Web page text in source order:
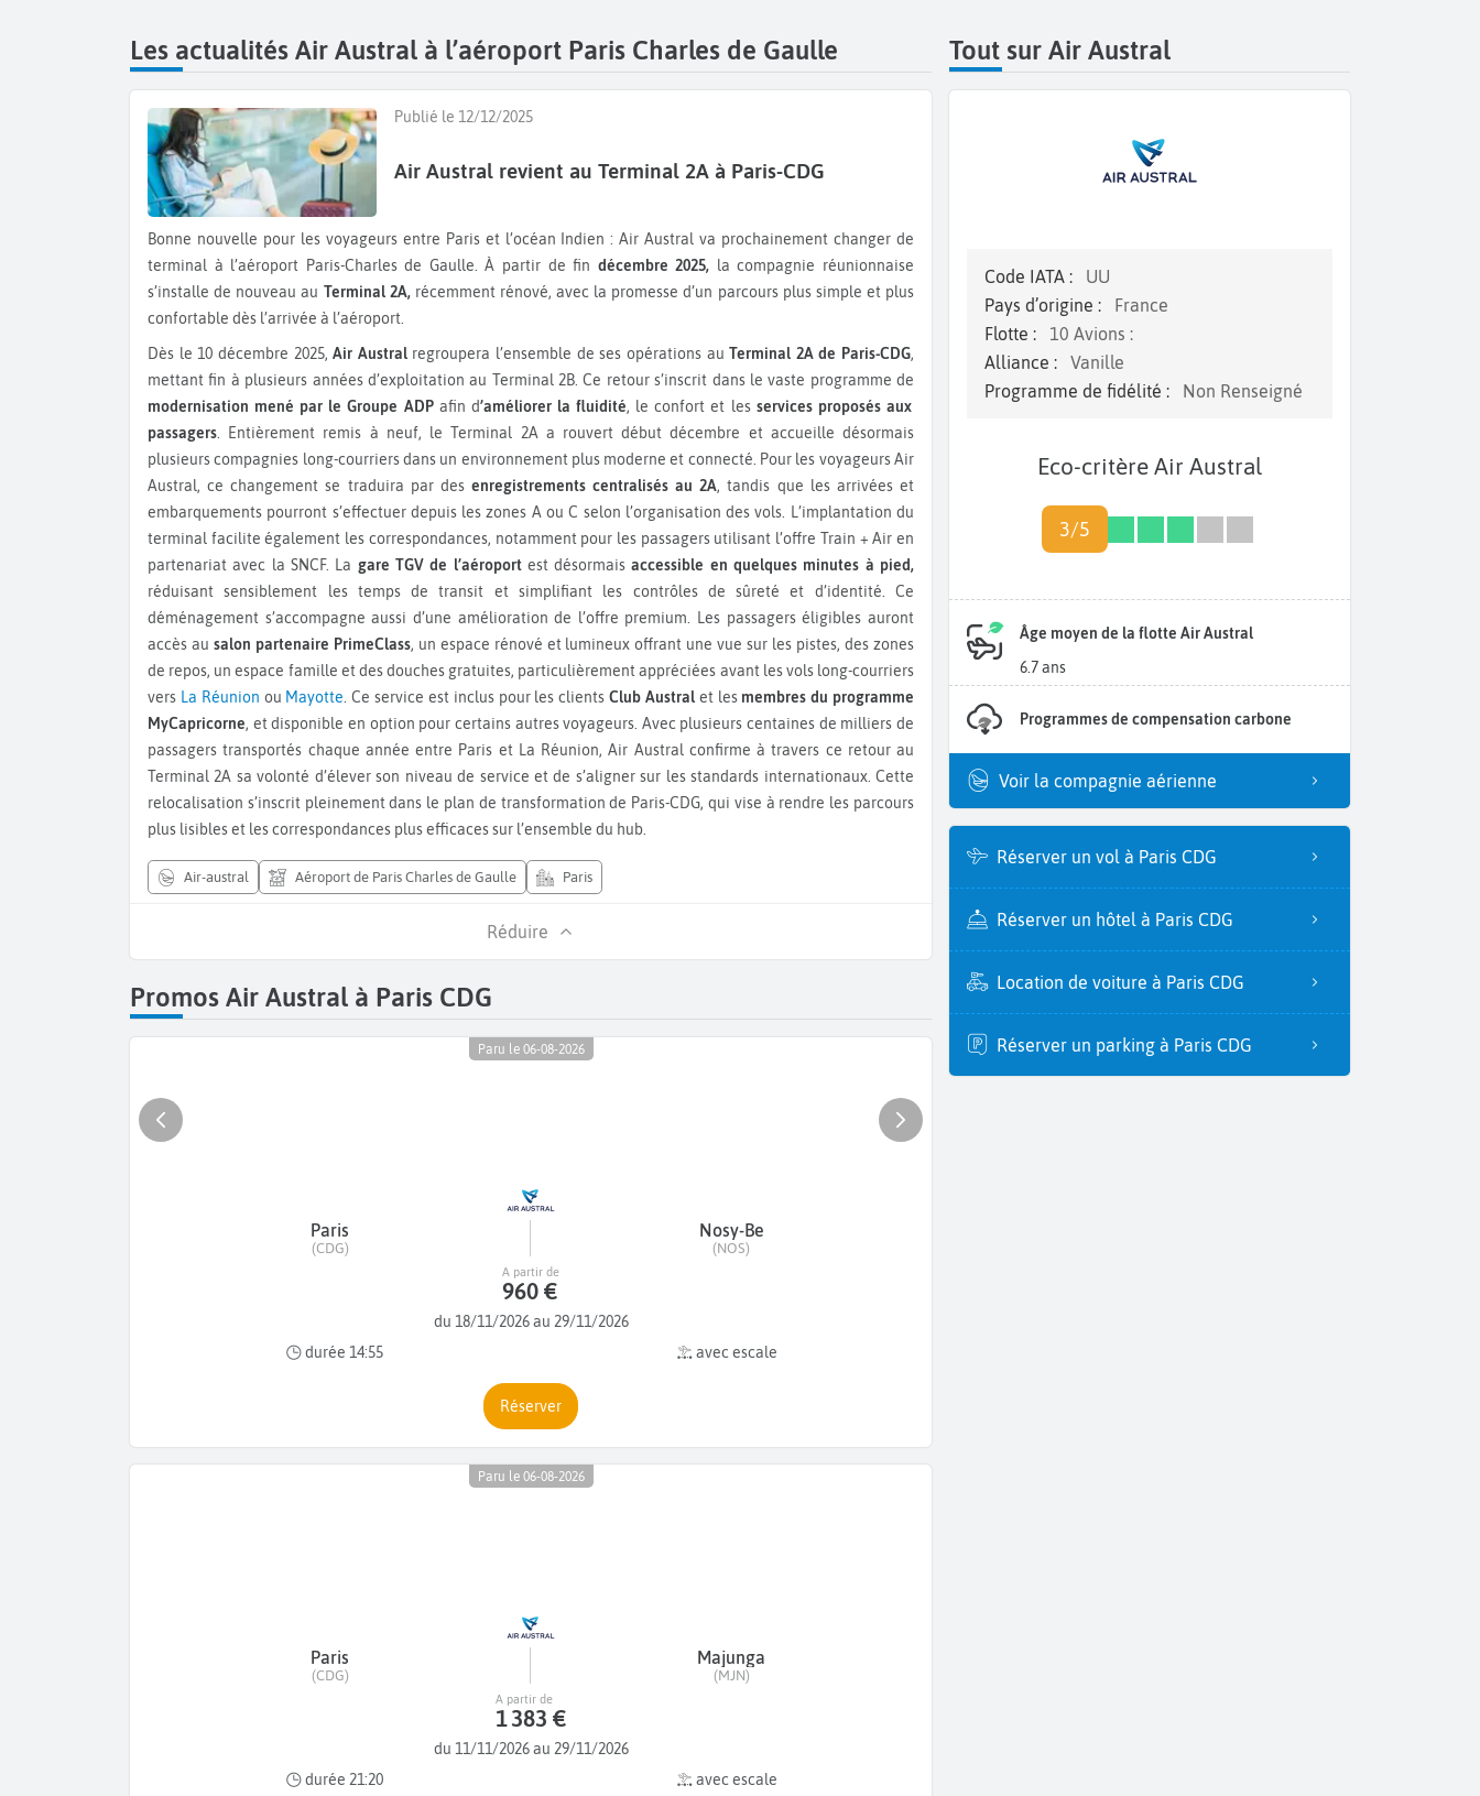
Les actualités Air Austral à l’aéroport Paris Charles de Gaulle
Publié le 12/12/2025
Air Austral revient au Terminal 2A à Paris-CDG
Bonne nouvelle pour les voyageurs entre Paris et l’océan Indien : Air Austral va prochainement changer de
terminal à l’aéroport Paris-Charles de Gaulle. À partir de fin décembre 2025, la compagnie réunionnaise
s’installe de nouveau au Terminal 2A,récemment rénové, avec la promesse d’un parcours plus simple et plus
confortable dès l’arrivée à l’aéroport.
Dès le 10 décembre 2025,Air Australregroupera l’ensemble de ses opérations auTerminal 2A de Paris-CDG,
mettant fin à plusieurs années d’exploitation au Terminal 2B. Ce retour s’inscrit dans le vaste programme de
modernisation mené par le Groupe ADP afin d’améliorer la fluidité, le confort et les services proposés aux
passagers. Entièrement remis à neuf, le Terminal 2A a rouvert début décembre et accueille désormais
plusieurs compagnies long-courriers dans un environnement plus moderne et connecté. Pour les voyageurs Air
Austral, ce changement se traduira par des enregistrements centralisés au 2A, tandis que les arrivées et
embarquements pourront s’effectuer depuis les zones A ou C selon l’organisation des vols. L’implantation du
terminal facilite également les correspondances, notamment pour les passagers utilisant l’offre Train + Air en
partenariat avec la SNCF. La gare TGV de l’aéroport est désormaisaccessible en quelques minutes à pied,
réduisant sensiblement les temps de transit et simplifiant les contrôles de sûreté et d’identité. Ce
déménagement s’accompagne aussi d’une amélioration de l’offre premium. Les passagers éligibles auront
accès au salon partenaire PrimeClass, un espace rénové et lumineux offrant une vue sur les pistes, des zones
de repos, un espace famille et des douches gratuites, particulièrement appréciées avant les vols long-courriers
vers La Réunion ou Mayotte. Ce service est inclus pour les clientsClub Australet les membres du programme
MyCapricorne, et disponible en option pour certains autres voyageurs. Avec plusieurs centaines de milliers de
passagers transportés chaque année entre Paris et La Réunion, Air Austral confirme à travers ce retour au
Terminal 2A sa volonté d’élever son niveau de service et de s’aligner sur les standards internationaux. Cette
relocalisation s’inscrit pleinement dans le plan de transformation de Paris-CDG, qui vise à rendre les parcours
plus lisibles et les correspondances plus efficaces sur l’ensemble du hub.
air-austral Aéroport de Paris Charles de Gaulle Paris
Réduire
Promos Air Austral à Paris CDG
Paru le 06-08-2026
Paris
(CDG)
Nosy-Be
(NOS)
du 18/11/2026 au 29/11/2026
durée 14:55
avec escale
A partir de
960 €
Réserver
Paru le 06-08-2026
Paris
(CDG)
Majunga
(MJN)
du 11/11/2026 au 29/11/2026
durée 21:20
avec escale
A partir de
1 383 €
Tout sur Air Austral
Code IATA :
UU
Pays d’origine :
France
Flotte :
10 Avions :
Alliance :
Vanille
Programme de fidélité :
Non Renseigné
Eco-critère Air Austral
3/5
Âge moyen de la flotte Air Austral
6.7 ans
Programmes de compensation carbone
Voir la compagnie aérienne
Réserver un vol à Paris CDG
Réserver un hôtel à Paris CDG
Location de voiture à Paris CDG
Réserver un parking à Paris CDG